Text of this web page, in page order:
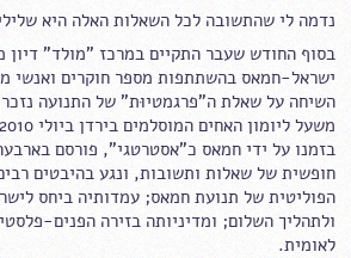
נדמה לי שהתשובה לכל השאלות האלה היא
בסוף החודש שעבר התקיים במרכז "מולד" דיון
ישראל-חמאס בהשתתפות מספר חוקרים ואנשי
השיחה על שאלת ה"פרגמטיוּת" של התנועה
בזמנו על ידי חמאס כ"אסטרטגי", פורסם
חופשית של שאלות ותשובות, ונגע בהיבטים
הפוליטית של תנועת חמאס; עמדותיה ביחס
ולתהליך השלום; ומדיניותה בזירה הפנים-
לאומית.